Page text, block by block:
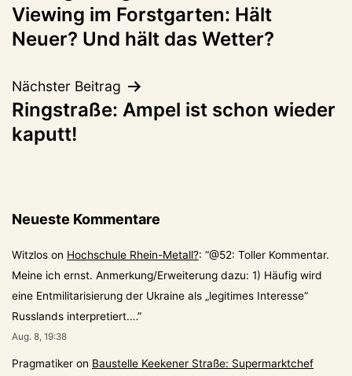
Viewing im Forstgarten: Hält
Neuer? Und hält das Wetter?
Nächster Beitrag
Ringstraße: Ampel ist schon wieder
kaputt!
Neueste Kommentare
Witzlos on Hochschule Rhein-Metall?: “@52: Toller Kommentar.
Meine ich ernst. Anmerkung/Erweiterung dazu: 1) Häufig wird
eine Entmilitarisierung der Ukraine als „legitimes Interesse“
Russlands interpretiert.…”
Aug. 8, 19:38
Pragmatiker on Baustelle Keekener Straße: Supermarktchef